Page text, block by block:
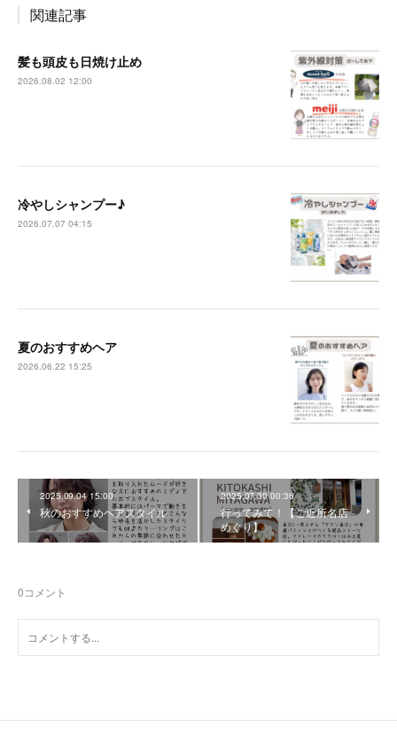
関連記事
髪も頭皮も日焼け止め
2026.08.02 12:00
冷やしシャンプー♪
2026.07.07 04:15
夏のおすすめヘア
2026.06.22 15:25
2025.09.04 15:00
秋のおすすめヘアスタイル
2025.07.30 00:36
行ってみて！【ご近所名店
めぐり】
0コメント